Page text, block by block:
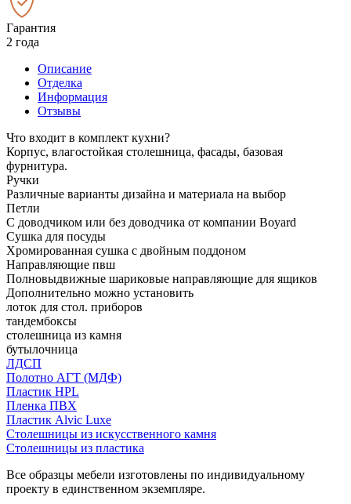
Гарантия
2 года
Описание
Отделка
Информация
Отзывы
Что входит в комплект кухни?
Корпус, влагостойкая столешница, фасады, базовая
фурнитура.
Ручки
Различные варианты дизайна и материала на выбор
Петли
С доводчиком или без доводчика от компании Boyard
Сушка для посуды
Хромированная сушка с двойным поддоном
Направляющие пвш
Полновыдвижные шариковые направляющие для ящиков
Дополнительно можно установить
лоток для стол. приборов
тандембоксы
столешница из камня
бутылочница
ЛДСП
Полотно АГТ (МДФ)
Пластик HPL
Пленка ПВХ
Пластик Alvic Luxe
Столешницы из искусственного камня
Столешницы из пластика
Все образцы мебели изготовлены по индивидуальному
проекту в единственном экземпляре.